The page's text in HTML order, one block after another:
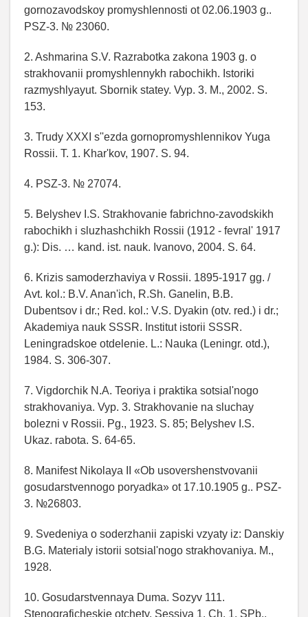
gornozavodskoy promyshlennosti ot 02.06.1903 g..
PSZ-3. № 23060.
2. Ashmarina S.V. Razrabotka zakona 1903 g. o
strakhovanii promyshlennykh rabochikh. Istoriki
razmyshlyayut. Sbornik statey. Vyp. 3. M., 2002. S.
153.
3. Trudy XXXI s''ezda gornopromyshlennikov Yuga
Rossii. T. 1. Khar'kov, 1907. S. 94.
4. PSZ-3. № 27074.
5. Belyshev I.S. Strakhovanie fabrichno-zavodskikh
rabochikh i sluzhashchikh Rossii (1912 - fevral' 1917
g.): Dis. … kand. ist. nauk. Ivanovo, 2004. S. 64.
6. Krizis samoderzhaviya v Rossii. 1895-1917 gg. /
Avt. kol.: B.V. Anan'ich, R.Sh. Ganelin, B.B.
Dubentsov i dr.; Red. kol.: V.S. Dyakin (otv. red.) i dr.;
Akademiya nauk SSSR. Institut istorii SSSR.
Leningradskoe otdelenie. L.: Nauka (Leningr. otd.),
1984. S. 306-307.
7. Vigdorchik N.A. Teoriya i praktika sotsial'nogo
strakhovaniya. Vyp. 3. Strakhovanie na sluchay
bolezni v Rossii. Pg., 1923. S. 85; Belyshev I.S.
Ukaz. rabota. S. 64-65.
8. Manifest Nikolaya II «Ob usovershenstvovanii
gosudarstvennogo poryadka» ot 17.10.1905 g.. PSZ-
3. №26803.
9. Svedeniya o soderzhanii zapiski vzyaty iz: Danskiy
B.G. Materialy istorii sotsial'nogo strakhovaniya. M.,
1928.
10. Gosudarstvennaya Duma. Sozyv 111.
Stenograficheskie otchety. Sessiya 1. Ch. 1. SPb.,